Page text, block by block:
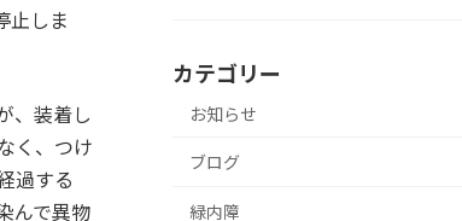
止しま
、装着し
く、つけ
過する
んで異物
カテゴリー
お知らせ
ブログ
緑内障